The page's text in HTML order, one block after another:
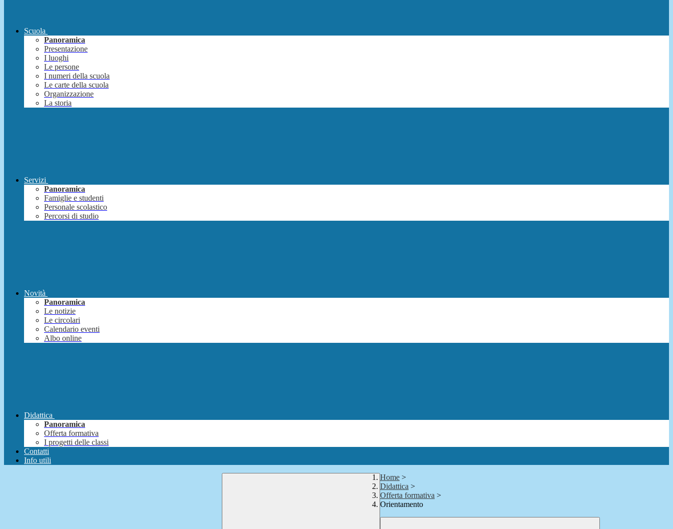
Scuola
Panoramica
Presentazione
I luoghi
Le persone
I numeri della scuola
Le carte della scuola
Organizzazione
La storia
Servizi
Panoramica
Famiglie e studenti
Personale scolastico
Percorsi di studio
Novità
Panoramica
Le notizie
Le circolari
Calendario eventi
Albo online
Didattica
Panoramica
Offerta formativa
I progetti delle classi
Contatti
Info utili
Home >
Didattica >
Offerta formativa >
Orientamento